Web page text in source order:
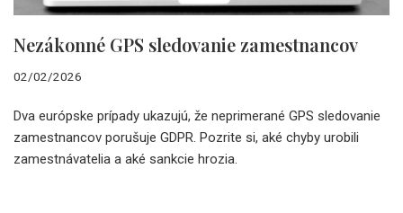
Nezákonné GPS sledovanie zamestnancov
02/02/2026
Dva európske prípady ukazujú, že neprimerané GPS sledovanie
zamestnancov porušuje GDPR. Pozrite si, aké chyby urobili
zamestnávatelia a aké sankcie hrozia.